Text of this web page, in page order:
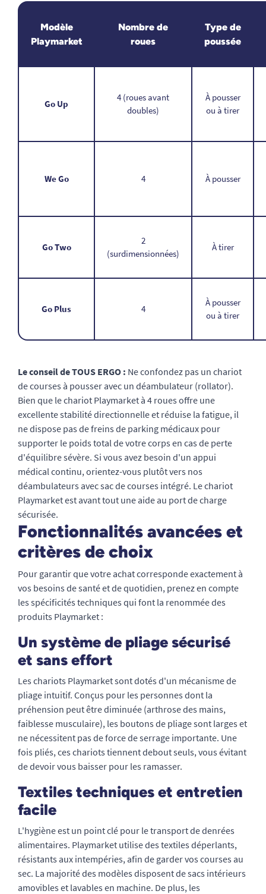
Modèle
Playmarket
Nombre de
roues
Type de
poussée
Go Up
4 (roues avant
doubles)
À pousser
ou à tirer
We Go 4 À pousser
Go Two
2
(surdimensionnées)
À tirer
Go Plus 4
À pousser
ou à tirer
Le conseil de TOUS ERGO : Ne confondez pas un chariot
de courses à pousser avec un déambulateur (rollator).
Bien que le chariot Playmarket à 4 roues offre une
excellente stabilité directionnelle et réduise la fatigue, il
ne dispose pas de freins de parking médicaux pour
supporter le poids total de votre corps en cas de perte
d'équilibre sévère. Si vous avez besoin d'un appui
médical continu, orientez-vous plutôt vers nos
déambulateurs avec sac de courses intégré. Le chariot
Playmarket est avant tout une aide au port de charge
sécurisée.
Fonctionnalités avancées et
critères de choix
Pour garantir que votre achat corresponde exactement à
vos besoins de santé et de quotidien, prenez en compte
les spécificités techniques qui font la renommée des
produits Playmarket :
Un système de pliage sécurisé
et sans effort
Les chariots Playmarket sont dotés d'un mécanisme de
pliage intuitif. Conçus pour les personnes dont la
préhension peut être diminuée (arthrose des mains,
faiblesse musculaire), les boutons de pliage sont larges et
ne nécessitent pas de force de serrage importante. Une
fois pliés, ces chariots tiennent debout seuls, vous évitant
de devoir vous baisser pour les ramasser.
Textiles techniques et entretien
facile
L'hygiène est un point clé pour le transport de denrées
alimentaires. Playmarket utilise des textiles déperlants,
résistants aux intempéries, afin de garder vos courses au
sec. La majorité des modèles disposent de sacs intérieurs
amovibles et lavables en machine. De plus, les